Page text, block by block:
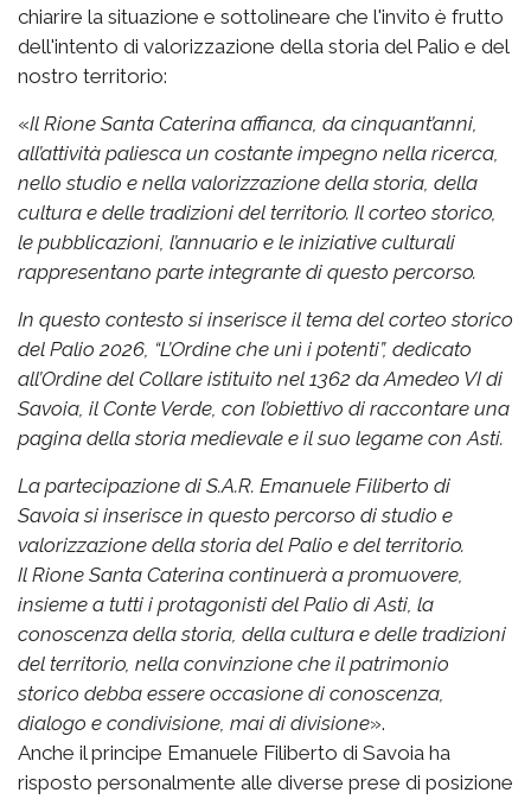
chiarire la situazione e sottolineare che l'invito è frutto
dell'intento di valorizzazione della storia del Palio e del
nostro territorio:
«Il Rione Santa Caterina affianca, da cinquant’anni,
all’attività paliesca un costante impegno nella ricerca,
nello studio e nella valorizzazione della storia, della
cultura e delle tradizioni del territorio. Il corteo storico,
le pubblicazioni, l’annuario e le iniziative culturali
rappresentano parte integrante di questo percorso.
In questo contesto si inserisce il tema del corteo storico
del Palio 2026, “L’Ordine che unì i potenti”, dedicato
all’Ordine del Collare istituito nel 1362 da Amedeo VI di
Savoia, il Conte Verde, con l’obiettivo di raccontare una
pagina della storia medievale e il suo legame con Asti.
La partecipazione di S.A.R. Emanuele Filiberto di
Savoia si inserisce in questo percorso di studio e
valorizzazione della storia del Palio e del territorio.
Il Rione Santa Caterina continuerà a promuovere,
insieme a tutti i protagonisti del Palio di Asti, la
conoscenza della storia, della cultura e delle tradizioni
del territorio, nella convinzione che il patrimonio
storico debba essere occasione di conoscenza,
dialogo e condivisione, mai di divisione».
Anche il principe Emanuele Filiberto di Savoia ha
risposto personalmente alle diverse prese di posizione